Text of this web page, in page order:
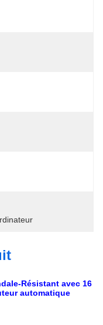
Résistant avec 16
automatique